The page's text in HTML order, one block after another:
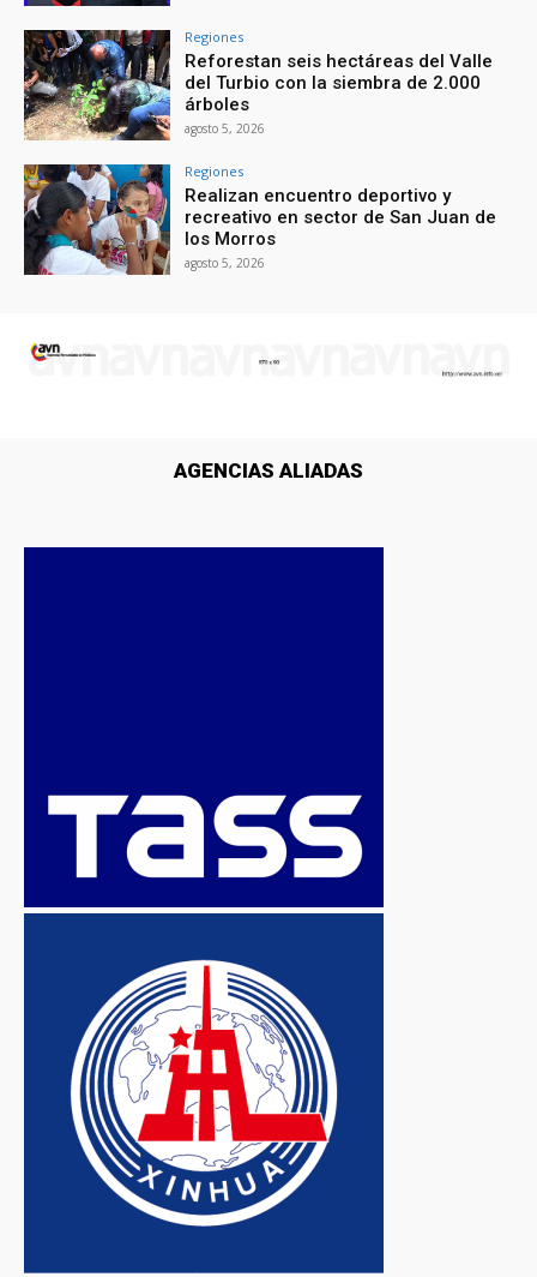
Regiones
Reforestan seis hectáreas del Valle
del Turbio con la siembra de 2.000
árboles
agosto 5, 2026
Regiones
Realizan encuentro deportivo y
recreativo en sector de San Juan de
los Morros
agosto 5, 2026
AGENCIAS ALIADAS